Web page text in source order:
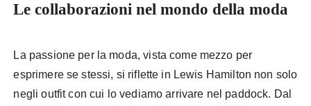
Le collaborazioni nel mondo della moda
La passione per la moda, vista come mezzo per
esprimere se stessi, si riflette in Lewis Hamilton non solo
negli outfit con cui lo vediamo arrivare nel paddock. Dal